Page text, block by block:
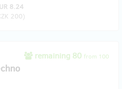
8.24
200)
remaining 80 from 100